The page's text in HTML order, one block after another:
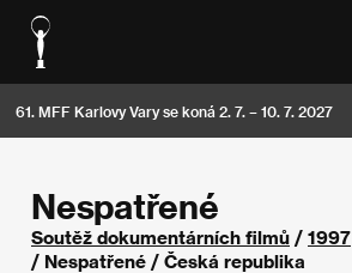
61. MFF Karlovy Vary se koná 2. 7. – 10. 7. 2027
Nespatřené
Soutěž dokumentárních filmů / 1997
/ Nespatřené / Česká republika